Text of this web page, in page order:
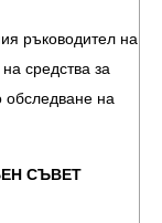
ръководител на
средства за
обследване на
СЪВЕТ